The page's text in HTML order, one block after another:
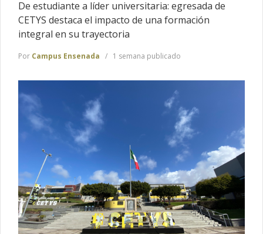
De estudiante a líder universitaria: egresada de
CETYS destaca el impacto de una formación
integral en su trayectoria
Por Campus Ensenada 1 semana publicado